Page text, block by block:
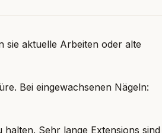
sie aktuelle Arbeiten oder alte
Bei eingewachsenen Nägeln:
Sehr lange Extensions sind